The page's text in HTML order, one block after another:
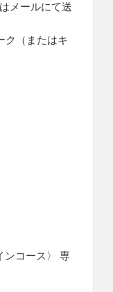
メールにて送
ク（またはキ
ンコース〉 専